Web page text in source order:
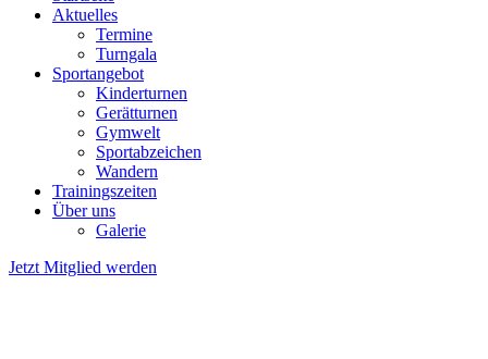
Aktuelles
Termine
Turngala
Sportangebot
Kinderturnen
Gerätturnen
Gymwelt
Sportabzeichen
Wandern
Trainingszeiten
Über uns
Galerie
Jetzt Mitglied werden